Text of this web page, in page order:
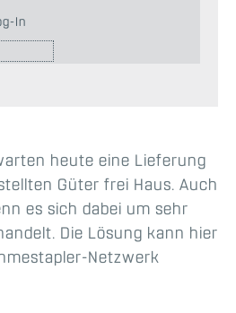
heute eine Lieferung
Güter frei Haus. Auch
es sich dabei um sehr
Die Lösung kann hier
Netzwerk